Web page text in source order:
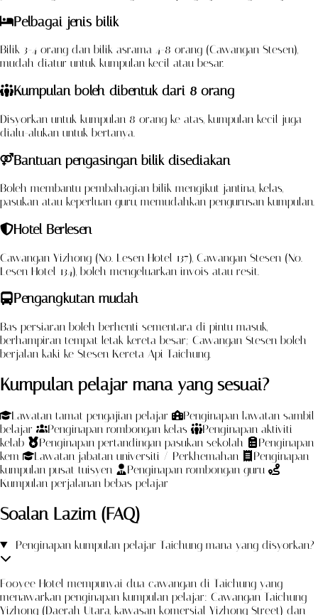
Pelbagai jenis bilik
Bilik 3-4 orang dan bilik asrama 4-8 orang (Cawangan Stesen),
mudah diatur untuk kumpulan kecil atau besar.
Kumpulan boleh dibentuk dari 8 orang
Disyorkan untuk kumpulan 8 orang ke atas, kumpulan kecil juga
dialu-alukan untuk bertanya.
Bantuan pengasingan bilik disediakan
Boleh membantu pembahagian bilik mengikut jantina, kelas,
pasukan atau keperluan guru, memudahkan pengurusan kumpulan.
Hotel Berlesen
Cawangan Yizhong (No. Lesen Hotel 137), Cawangan Stesen (No.
Lesen Hotel 134), boleh mengeluarkan invois atau resit.
Pengangkutan mudah
Bas persiaran boleh berhenti sementara di pintu masuk,
berhampiran tempat letak kereta besar; Cawangan Stesen boleh
berjalan kaki ke Stesen Kereta Api Taichung.
Kumpulan pelajar mana yang sesuai?
Lawatan tamat pengajian pelajar
Penginapan lawatan sambil
belajar
Penginapan rombongan kelas
Penginapan aktiviti
kelab
Penginapan pertandingan pasukan sekolah
Penginapan
kem
Lawatan jabatan universiti / Perkhemahan
Penginapan
kumpulan pusat tuisyen
Penginapan rombongan guru
Kumpulan perjalanan bebas pelajar
Soalan Lazim (FAQ)
Penginapan kumpulan pelajar Taichung mana yang disyorkan?
Fooyee Hotel mempunyai dua cawangan di Taichung yang
menawarkan penginapan kumpulan pelajar: Cawangan Taichung
Yizhong (Daerah Utara, kawasan komersial Yizhong Street) dan